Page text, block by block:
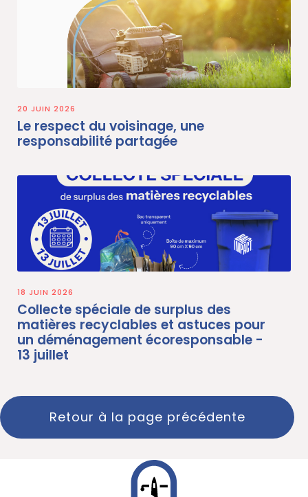
20 JUIN 2026
Le respect du voisinage, une
responsabilité partagée
18 JUIN 2026
Collecte spéciale de surplus des
matières recyclables et astuces pour
un déménagement écoresponsable -
13 juillet
Retour à la page précédente